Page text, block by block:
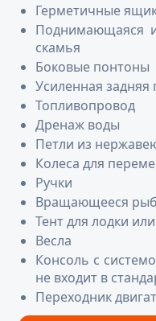
Герметичные
Поднимающаяся
скамья
Боковые понтоны
Усиленная задняя
Топливопровод
Дренаж воды
Петли из
Колеса для
Ручки
Вращающееся
Тент для лодки
Весла
Консоль с
не входит в
Переходник